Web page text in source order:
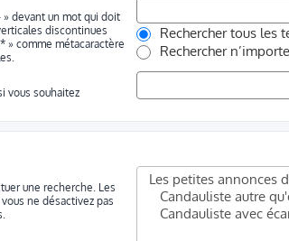
devant un mot qui doit
discontinues
» comme métacaractère
Rechercher tous les
Rechercher
vous souhaitez
une recherche. Les
ne désactivez pas